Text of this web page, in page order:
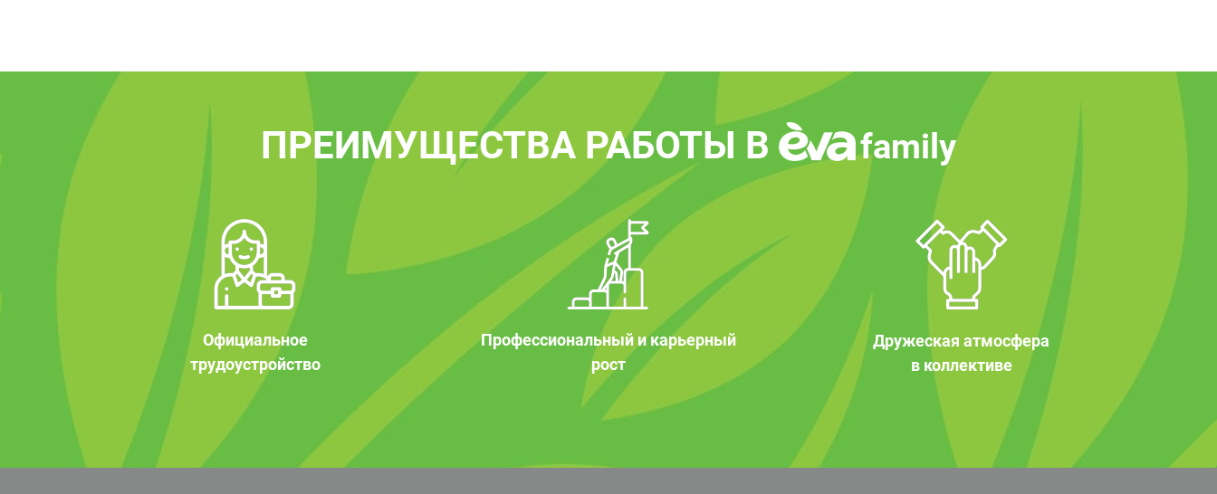
ПРЕИМУЩЕСТВА РАБОТЫ В family
Официальное
трудоустройство
Профессиональный и карьерный
рост
Дружеская атмосфера
в коллективе